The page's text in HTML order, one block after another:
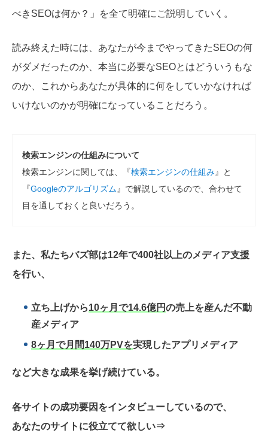
べきSEOは何か？」を全て明確にご説明していく。
読み終えた時には、あなたが今までやってきたSEOの何
がダメだったのか、本当に必要なSEOとはどういうもな
のか、これからあなたが具体的に何をしていかなければ
いけないのかが明確になっていることだろう。
検索エンジンの仕組みについて
検索エンジンに関しては、『検索エンジンの仕組み』と
『Googleのアルゴリズム』で解説しているので、合わせて
目を通しておくと良いだろう。
また、私たちバズ部は12年で400社以上のメディア支援
を行い、
立ち上げから10ヶ月で14.6億円の売上を産んだ不動
産メディア
8ヶ月で月間140万PVを実現したアプリメディア
など大きな成果を挙げ続けている。
各サイトの成功要因をインタビューしているので、
あなたのサイトに役立てて欲しい⇒